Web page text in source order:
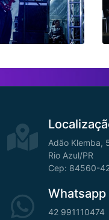
Adão Klemba,
Rio Azul/PR
Cep: 84560-
Whatsapp
42 991110474